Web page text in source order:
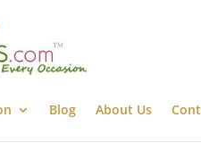
Blog About Us